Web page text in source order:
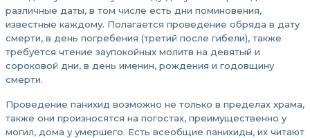
различные даты, в том числе есть дни поминовения,
известные каждому. Полагается проведение обряда в дату
смерти, в день погребения (третий после гибели), также
требуется чтение заупокойных молитв на девятый и
сороковой дни, в день именин, рождения и годовщину
смерти.
Проведение панихид возможно не только в пределах храма,
также они произносятся на погостах, преимущественно у
могил, дома у умершего. Есть всеобщие панихиды, их читают